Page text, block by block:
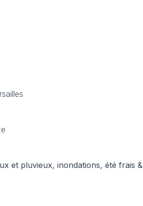
et pluvieux, inondations, été frais &